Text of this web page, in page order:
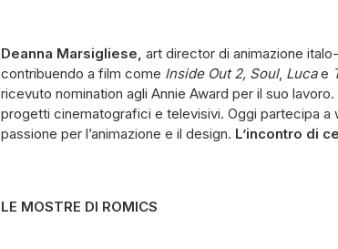
Deanna Marsigliese, art director di animazione
contribuendo a film come Inside Out 2, Soul, Lucae
ricevuto nomination agli Annie Award per il suo
progetti cinematografici e televisivi. Oggi partecipa
passione per l’animazione e il design. L’incontro di
LE MOSTRE DI ROMICS